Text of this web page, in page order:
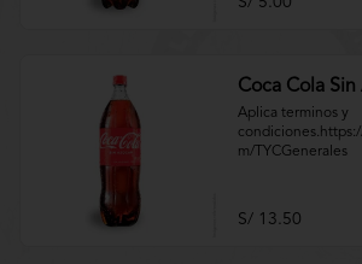
Coca Cola
Aplica terminos y
m/TYCGenerales
S/ 13.50